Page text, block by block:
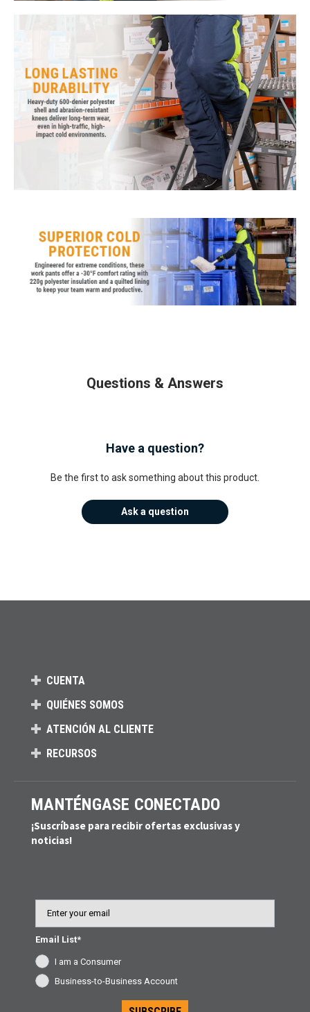
Questions & Answers
Have a question?
Be the first to ask something about this product.
Ask a question
CUENTA
QUIÉNES SOMOS
ATENCIÓN AL CLIENTE
RECURSOS
MANTÉNGASE CONECTADO
¡Suscríbase para recibir ofertas exclusivas y
noticias!
Email List*
I am a Consumer
Business-to-Business Account